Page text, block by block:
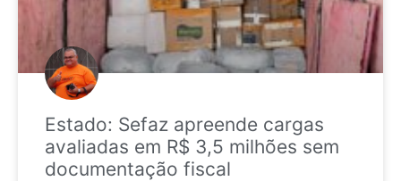
Estado: Sefaz apreende cargas
avaliadas em R$ 3,5 milhões sem
documentação fiscal